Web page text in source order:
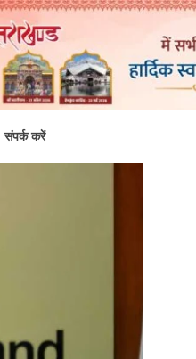
संपर्क करें